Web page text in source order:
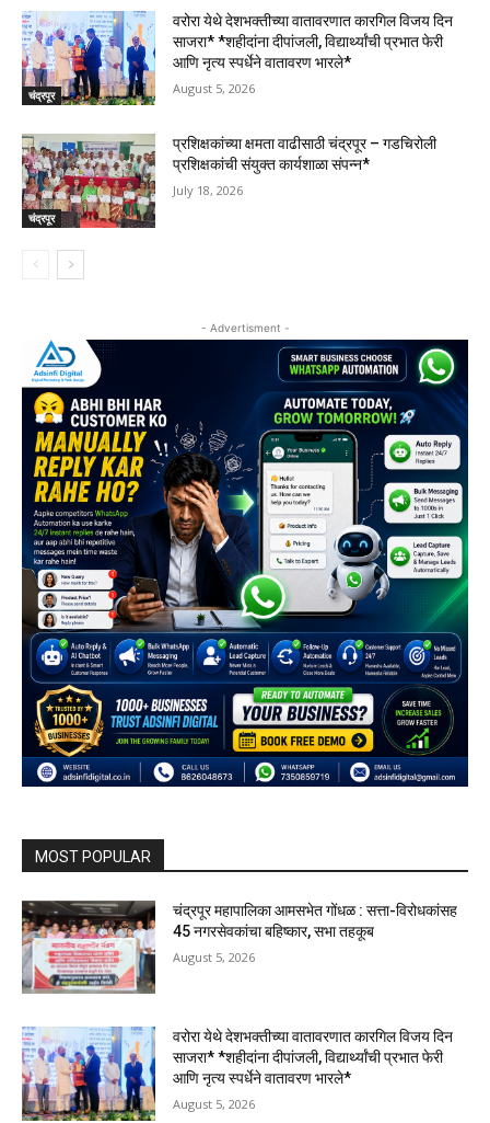
चंद्रपूर
वरोरा येथे देशभक्तीच्या वातावरणात कारगिल विजय दिन
साजरा* *शहीदांना दीपांजली, विद्यार्थ्यांची प्रभात फेरी
आणि नृत्य स्पर्धेने वातावरण भारले*
August 5, 2026
चंद्रपूर
प्रशिक्षकांच्या क्षमता वाढीसाठी चंद्रपूर – गडचिरोली
प्रशिक्षकांची संयुक्त कार्यशाळा संपन्न*
July 18, 2026
- Advertisment -
MOST POPULAR
चंद्रपूर महापालिका आमसभेत गोंधळ : सत्ता-विरोधकांसह
45 नगरसेवकांचा बहिष्कार, सभा तहकूब
August 5, 2026
वरोरा येथे देशभक्तीच्या वातावरणात कारगिल विजय दिन
साजरा* *शहीदांना दीपांजली, विद्यार्थ्यांची प्रभात फेरी
आणि नृत्य स्पर्धेने वातावरण भारले*
August 5, 2026